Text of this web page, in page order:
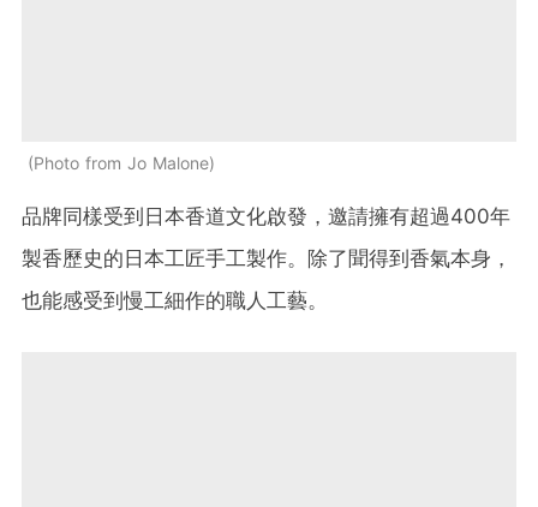
Photo from Jo Malone
品牌同樣受到日本香道文化啟發，邀請擁有超過400年
製香歷史的日本工匠手工製作。除了聞得到香氣本身，
也能感受到慢工細作的職人工藝。